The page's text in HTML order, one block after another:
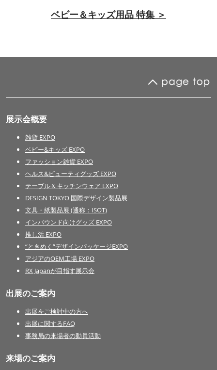
ベビー＆キッズ用品 特集 ＞
展示会概要
雑貨 EXPO
ベビー&キッズ EXPO
ファッション雑貨 EXPO
ヘルス&ビューティグッズ EXPO
テーブル＆キッチンウェア EXPO
DESIGN TOKYO 国際デザイン製品展
文具・紙製品展 (通称：ISOT)
インバウンド向けグッズ EXPO
推し活 EXPO
“ときめく“デザインパッケージEXPO
アジアのOEM工場 EXPO
RX Japanが目指す展示会
出展のご案内
出展をご検討中の方へ
出展に関するFAQ
事務局の来場者の動員活動
来場のご案内